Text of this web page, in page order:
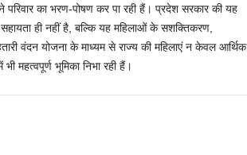
का भरण-पोषण कर पा रही हैं। प्रदेश सरकार की यह
ही नहीं है, बल्कि यह महिलाओं के सशक्तिकरण,
वंदन योजना के माध्यम से राज्य की महिलाएं न केवल आर्थिक
महत्वपूर्ण भूमिका निभा रही हैं।